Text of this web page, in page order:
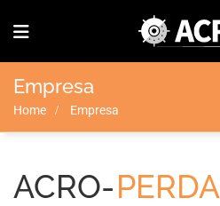
Empresa
Home Empresa
ACRO-PERDA